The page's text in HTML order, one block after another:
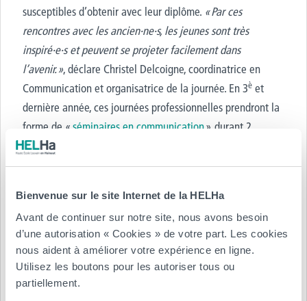
Bienvenue sur le site Internet de la HELHa
Avant de continuer sur notre site, nous avons besoin
d’une autorisation « Cookies » de votre part. Les cookies
nous aident à améliorer votre expérience en ligne.
Utilisez les boutons pour les autoriser tous ou
partiellement.
susceptibles d’obtenir avec leur diplôme. « Par ces
rencontres avec les ancien·ne·s, les jeunes sont très
inspiré·e·s et peuvent se projeter facilement dans
l’avenir. », déclare Christel Delcoigne, coordinatrice en
Communication et organisatrice de la journée. En 3è et
dernière année, ces journées professionnelles prendront la
forme de «séminaires en communication» durant 2
semaines entières.
À la HELHa, l’accompagnement professionnel est une
priorité, permettant aux étudiant·e·s d’aborder
expertise de terrain. Cette approche vise à préparer
efficacement les futur·e·s communicant·e·s aux défis réels
de terrain.